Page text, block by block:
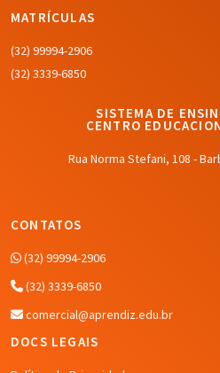
MATRÍCULAS
(32) 99994-2906
(32) 3339-6850
SISTEMA DE
CENTRO
Rua Norma Stefani, 108 -
CONTATOS
(32) 99994-2906
(32) 3339-6850
comercial@aprendiz.edu.br
DOCS LEGAIS